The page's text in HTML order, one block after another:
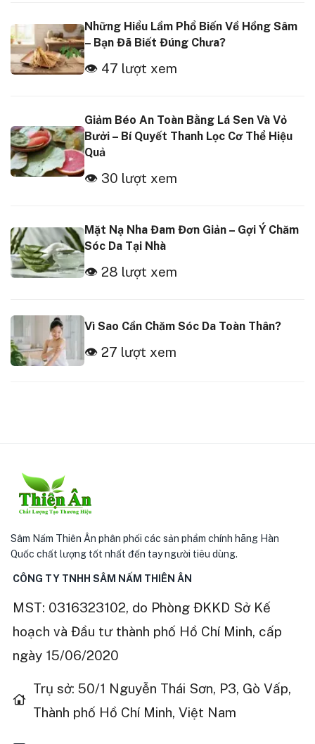
Những Hiểu Lầm Phổ Biến Về Hồng Sâm
– Bạn Đã Biết Đúng Chưa?
👁 47 lượt xem
Giảm Béo An Toàn Bằng Lá Sen Và Vỏ
Bưởi – Bí Quyết Thanh Lọc Cơ Thể Hiệu
Quả
👁 30 lượt xem
Mặt Nạ Nha Đam Đơn Giản – Gợi Ý Chăm
Sóc Da Tại Nhà
👁 28 lượt xem
Vì Sao Cần Chăm Sóc Da Toàn Thân?
👁 27 lượt xem
Sâm Nấm Thiên Ân phân phối các sản phẩm chính hãng Hàn
Quốc chất lượng tốt nhất đến tay người tiêu dùng.
CÔNG TY TNHH SÂM NẤM THIÊN ÂN
MST: 0316323102, do Phòng ĐKKD Sở Kế
hoạch và Đầu tư thành phố Hồ Chí Minh, cấp
ngày 15/06/2020
Trụ sở: 50/1 Nguyễn Thái Sơn, P3, Gò Vấp,
Thành phố Hồ Chí Minh, Việt Nam